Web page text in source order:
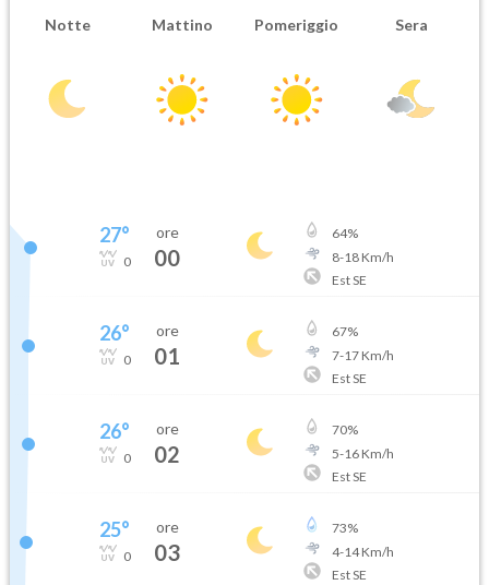
Notte Mattino Pomeriggio Sera
27°
0
ore
00
64%
8-18Km/h
Est SE
26°
0
ore
01
67%
7-17Km/h
Est SE
26°
0
ore
02
70%
5-16Km/h
Est SE
25°
0
ore
03
73%
4-14Km/h
Est SE